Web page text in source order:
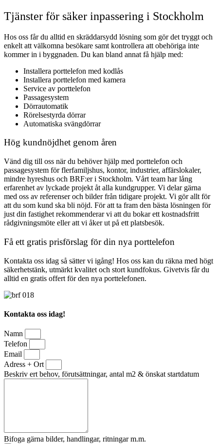
Tjänster för säker inpassering i Stockholm
Hos oss får du alltid en skräddarsydd lösning som gör det tryggt och
enkelt att välkomna besökare samt kontrollera att obehöriga inte
kommer in i byggnaden. Du kan bland annat få hjälp med:
Installera porttelefon med kodlås
Installera porttelefon med kamera
Service av porttelefon
Passagesystem
Dörrautomatik
Rörelsestyrda dörrar
Automatiska svängdörrar
Hög kundnöjdhet genom åren
Vänd dig till oss när du behöver hjälp med porttelefon och
passagesystem för flerfamiljshus, kontor, industrier, affärslokaler,
mindre hyreshus och BRF:er i Stockholm. Vårt team har lång
erfarenhet av lyckade projekt åt alla kundgrupper. Vi delar gärna
med oss av referenser och bilder från tidigare projekt. Vi gör allt för
att du som kund ska bli nöjd. För att ta fram den bästa lösningen för
just din fastighet rekommenderar vi att du bokar ett kostnadsfritt
rådgivningsmöte eller att vi åker ut på ett platsbesök.
Få ett gratis prisförslag för din nya porttelefon
Kontakta oss idag så sätter vi igång! Hos oss kan du räkna med högt
säkerhetstänk, utmärkt kvalitet och stort kundfokus. Givetvis får du
alltid en gratis offert för den nya porttelefonen.
Kontakta oss idag!
Namn
Telefon
Email
Adress + Ort
Beskriv ert behov, förutsättningar, antal m2 & önskat startdatum
Bifoga gärna bilder, handlingar, ritningar m.m.